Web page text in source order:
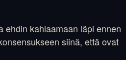
ehdin kahlaamaan läpi ennen
siinä, että ovat